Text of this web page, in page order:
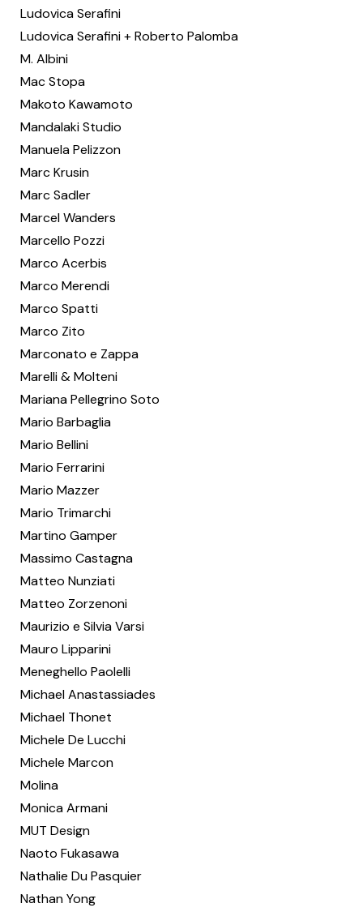
Ludovica Serafini
Ludovica Serafini + Roberto Palomba
M. Albini
Mac Stopa
Makoto Kawamoto
Mandalaki Studio
Manuela Pelizzon
Marc Krusin
Marc Sadler
Marcel Wanders
Marcello Pozzi
Marco Acerbis
Marco Merendi
Marco Spatti
Marco Zito
Marconato e Zappa
Marelli & Molteni
Mariana Pellegrino Soto
Mario Barbaglia
Mario Bellini
Mario Ferrarini
Mario Mazzer
Mario Trimarchi
Martino Gamper
Massimo Castagna
Matteo Nunziati
Matteo Zorzenoni
Maurizio e Silvia Varsi
Mauro Lipparini
Meneghello Paolelli
Michael Anastassiades
Michael Thonet
Michele De Lucchi
Michele Marcon
Molina
Monica Armani
MUT Design
Naoto Fukasawa
Nathalie Du Pasquier
Nathan Yong